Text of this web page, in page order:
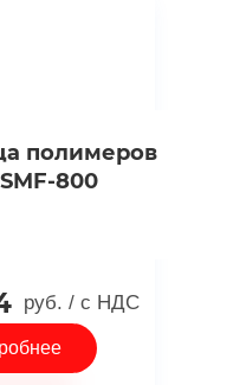
полимеров
800
руб. / с НДС